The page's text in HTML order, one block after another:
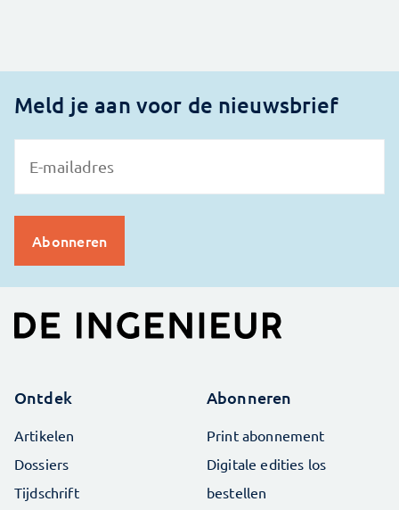
Meld je aan voor de nieuwsbrief
Ontdek
Artikelen
Dossiers
Tijdschrift
Abonneren
Print abonnement
Digitale edities los
bestellen